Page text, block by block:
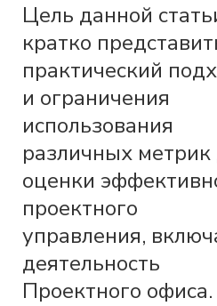
Цель данной
кратко
практический
и ограничения
использования
различных метрик
оценки
проектного
управления,
деятельность
Проектного офиса.